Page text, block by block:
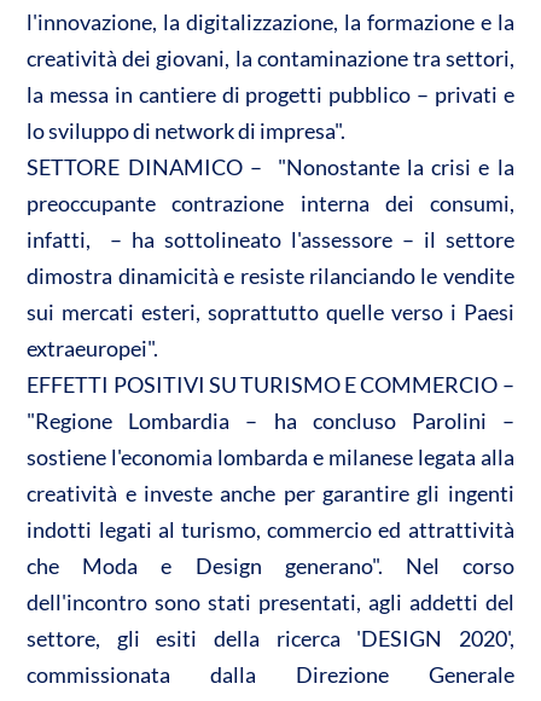
l'innovazione, la digitalizzazione, la formazione e la
creatività dei giovani, la contaminazione tra settori,
la messa in cantiere di progetti pubblico – privati e
lo sviluppo di network di impresa".
SETTORE DINAMICO – "Nonostante la crisi e la
preoccupante contrazione interna dei consumi,
infatti, – ha sottolineato l'assessore – il settore
dimostra dinamicità e resiste rilanciando le vendite
sui mercati esteri, soprattutto quelle verso i Paesi
extraeuropei".
EFFETTI POSITIVI SU TURISMO E COMMERCIO –
"Regione Lombardia – ha concluso Parolini –
sostiene l'economia lombarda e milanese legata alla
creatività e investe anche per garantire gli ingenti
indotti legati al turismo, commercio ed attrattività
che Moda e Design generano". Nel corso
dell'incontro sono stati presentati, agli addetti del
settore, gli esiti della ricerca 'DESIGN 2020',
commissionata dalla Direzione Generale